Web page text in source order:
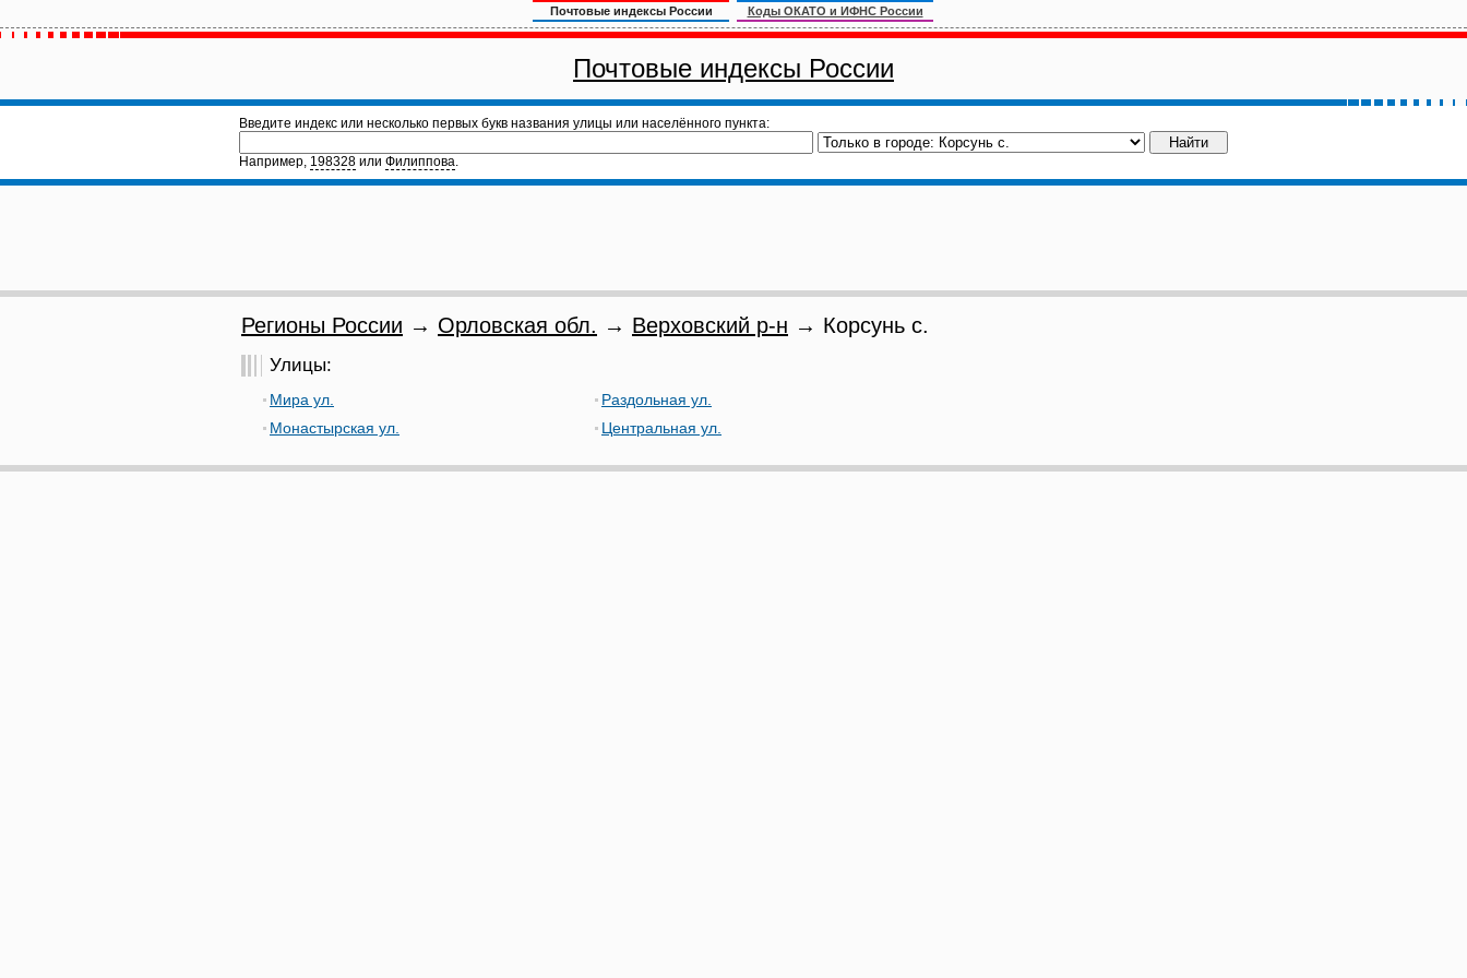
Почтовые индексы России Коды ОКАТО и ИФНС России
Почтовые индексы России
Введите индекс или несколько первых букв названия улицы или населённого пункта:
Например, 198328 или Филиппова.
Регионы России → Орловская обл. → Верховский р-н → Корсунь с.
Улицы:
Мира ул.
Монастырская ул.
Раздольная ул.
Центральная ул.